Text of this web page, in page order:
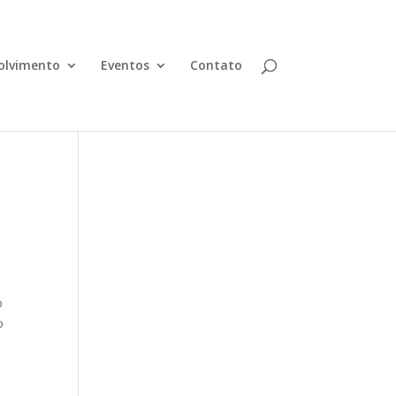
Eventos Contato